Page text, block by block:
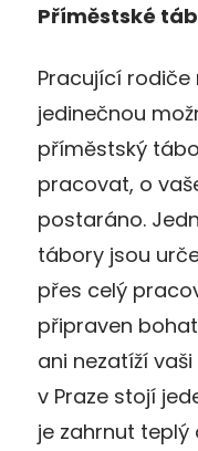
Příměstské
Pracující
jedinečnou
příměstský
pracovat, o
postaráno.
tábory jsou
přes celý
připraven
ani nezatíží
v Praze stojí
je zahrnut teplý